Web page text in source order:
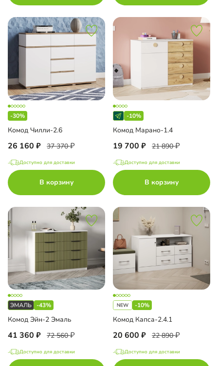
-30%
Комод Чилли-2.6
26 160 37 370
Доступно для доставки
В корзину
-10%
Комод Марано-1.4
19 700 21 890
Доступно для доставки
В корзину
-43%
Комод Эйн-2 Эмаль
41 360 72 560
Доступно для доставки
-10%
Комод Капса-2.4.1
20 600 22 890
Доступно для доставки